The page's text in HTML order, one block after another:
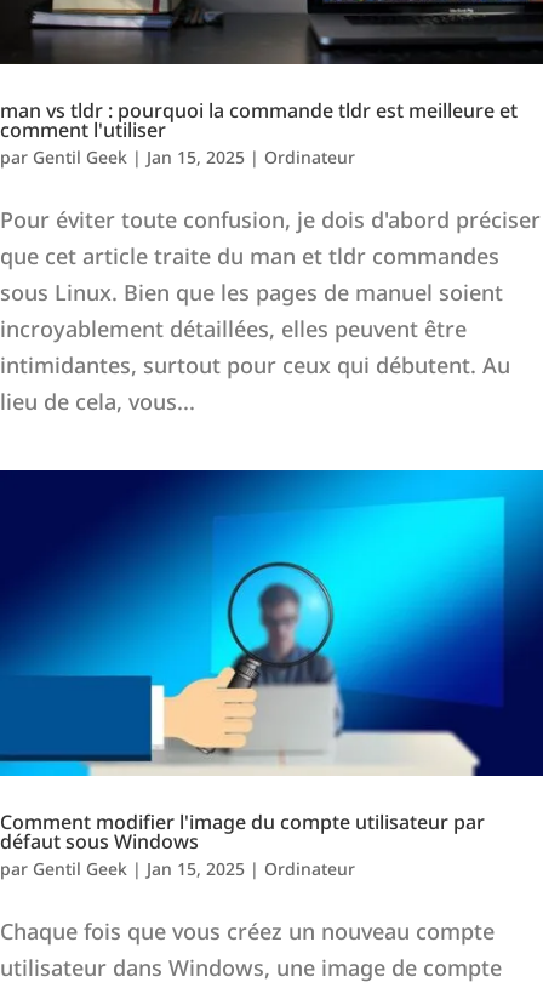
man vs tldr : pourquoi la commande tldr est meilleure et
comment l'utiliser
par Gentil Geek | Jan 15, 2025 | Ordinateur
Pour éviter toute confusion, je dois d'abord préciser
que cet article traite du man et tldr commandes
sous Linux. Bien que les pages de manuel soient
incroyablement détaillées, elles peuvent être
intimidantes, surtout pour ceux qui débutent. Au
lieu de cela, vous...
Comment modifier l'image du compte utilisateur par
défaut sous Windows
par Gentil Geek | Jan 15, 2025 | Ordinateur
Chaque fois que vous créez un nouveau compte
utilisateur dans Windows, une image de compte